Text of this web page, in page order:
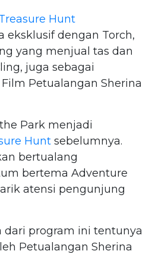
Hunt
eksklusif dengan Torch,
yang menjual tas dan
juga sebagai
Petualangan Sherina
Park menjadi
Hunt sebelumnya.
bertualang
bertema Adventure
atensi pengunjung
program ini tentunya
Petualangan Sherina